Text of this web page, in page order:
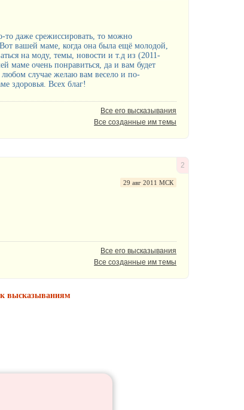
то даже срежиссировать, то можно
вашей маме, когда она была ещё молодой,
на моду, темы, новости и т.д из (2011-
маме очень понравиться, да и вам будет
любом случае желаю вам весело и по-
здоровья. Всех благ!
Все его высказывания
Все созданные им темы
2
29 авг 2011 МСК
Все его высказывания
Все созданные им темы
высказываниям